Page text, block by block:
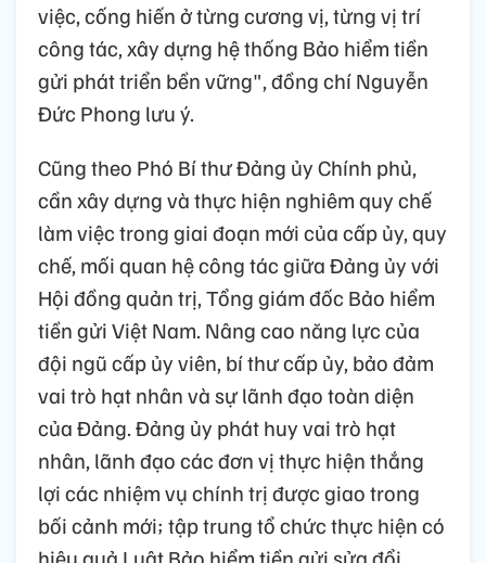
việc, cống hiến ở từng cương vị, từng vị trí
công tác, xây dựng hệ thống Bảo hiểm tiền
gửi phát triển bền vững", đồng chí Nguyễn
Đức Phong lưu ý.
Cũng theo Phó Bí thư Đảng ủy Chính phủ,
cần xây dựng và thực hiện nghiêm quy chế
làm việc trong giai đoạn mới của cấp ủy, quy
chế, mối quan hệ công tác giữa Đảng ủy với
Hội đồng quản trị, Tổng giám đốc Bảo hiểm
tiền gửi Việt Nam. Nâng cao năng lực của
đội ngũ cấp ủy viên, bí thư cấp ủy, bảo đảm
vai trò hạt nhân và sự lãnh đạo toàn diện
của Đảng. Đảng ủy phát huy vai trò hạt
nhân, lãnh đạo các đơn vị thực hiện thắng
lợi các nhiệm vụ chính trị được giao trong
bối cảnh mới; tập trung tổ chức thực hiện có